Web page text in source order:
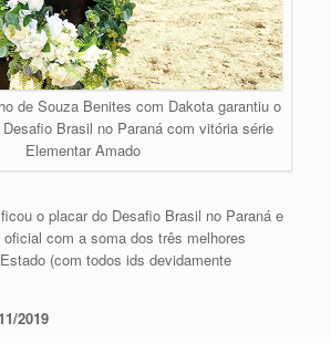
de Souza Benites com Dakota garantiu o
Brasil no Paraná com vitória série
Elementar Amado
o placar do Desafio Brasil no Paraná e
com a soma dos três melhores
(com todos ids devidamente
2019